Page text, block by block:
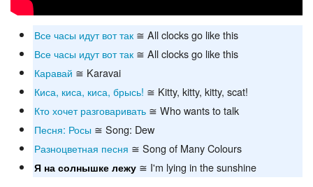
Все часы идут вот так ≅ All clocks go like this
Все часы идут вот так ≅ All clocks go like this
Каравай ≅ Karavai
Киса, киса, киса, брысь! ≅ Kitty, kitty, kitty, scat!
Кто хочет разговаривать ≅ Who wants to talk
Песня: Росы ≅ Song: Dew
Разноцветная песня ≅ Song of Many Colours
Я на солнышке лежу ≅ I'm lying in the sunshine